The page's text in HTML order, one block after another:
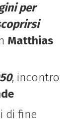
per
Matthias
, incontro
di fine